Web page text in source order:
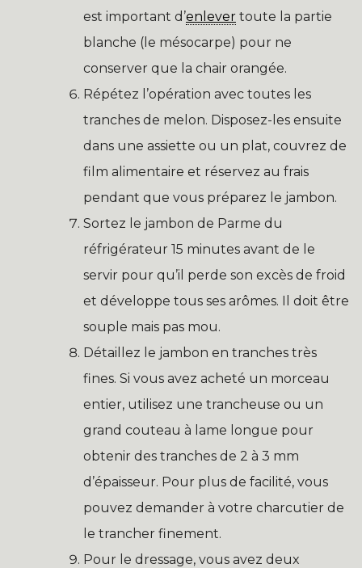
est important d’enlever toute la partie
blanche (le mésocarpe) pour ne
conserver que la chair orangée.
Répétez l’opération avec toutes les
tranches de melon. Disposez-les ensuite
dans une assiette ou un plat, couvrez de
film alimentaire et réservez au frais
pendant que vous préparez le jambon.
Sortez le jambon de Parme du
réfrigérateur 15 minutes avant de le
servir pour qu’il perde son excès de froid
et développe tous ses arômes. Il doit être
souple mais pas mou.
Détaillez le jambon en tranches très
fines. Si vous avez acheté un morceau
entier, utilisez une trancheuse ou un
grand couteau à lame longue pour
obtenir des tranches de 2 à 3 mm
d’épaisseur. Pour plus de facilité, vous
pouvez demander à votre charcutier de
le trancher finement.
Pour le dressage, vous avez deux